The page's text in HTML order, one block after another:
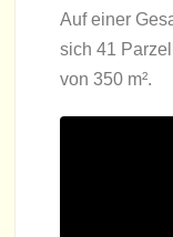
Auf einer
sich 41
von 350 m².